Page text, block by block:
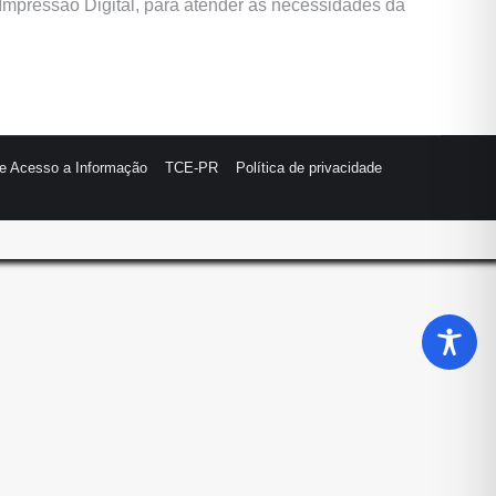
Digital, para atender às necessidades da
Acesso a Informação TCE-PR
Política de privacidade